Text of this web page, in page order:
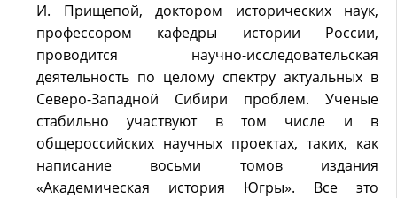
И. Прищепой, доктором исторических наук,
профессором кафедры истории России,
проводится научно-исследовательская
деятельность по целому спектру актуальных в
Северо-Западной Сибири проблем. Ученые
стабильно участвуют в том числе и в
общероссийских научных проектах, таких, как
написание восьми томов издания
«Академическая история Югры». Все это